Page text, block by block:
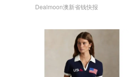
Dealmoon澳新省钱快报